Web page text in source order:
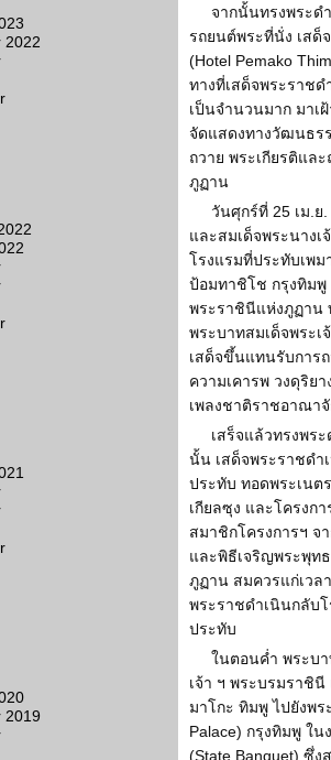
2022
2019
จากนั้นทรงพระด
รถยนต์พระที่นั่ง เสด็
(Hotel Pemako
ทางที่เสด็จพระราช
เป็นจำนวนมาก มาเ
จัดแสดงทางวัฒนธร
ถวาย พระเกียรติแล
ภูฏาน
วันศุกร์ที่ 25 เม.ย
และสมเด็จพระนาง
โรงแรมที่ประทับเพม
ป้อมทาชิโช กรุงทิม
พระราชินีแห่งภูฏาน
พระบาทสมเด็จพระ
เสด็จขึ้นแทนรับการถ
ความเคารพ วงดุริย
เพลงชาติราชอาณา
เสร็จแล้วทรงพร
นั้น เสด็จพระราชดำ
ประทับ ทอดพระเนต
เกียลซุง และโครงก
สมาชิกโครงการฯ จ
และพิธีเจริญพระพุท
ภูฏาน สมควรแก่เวล
พระราชดำเนินกลับ
ประทับ
ในตอนค่ำ พระบา
เจ้า ฯ พระบรมราชิ
มาโกะ ทิมพู ไปยังพร
Palace) กรุงทิมพู ใน
(State Banquet) ซึ่